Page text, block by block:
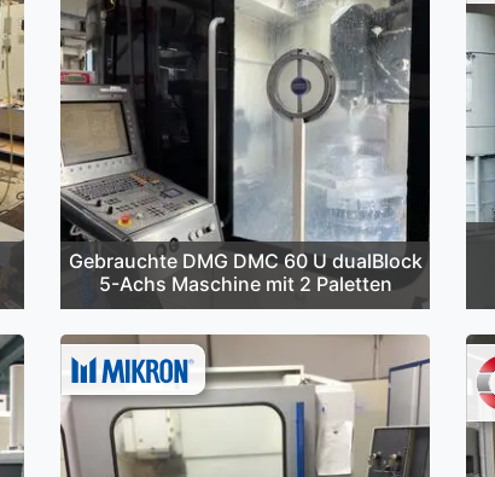
Gebrauchte DMG DMC 60 U dualBlock
5-Achs Maschine mit 2 Paletten